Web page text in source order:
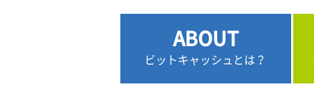
ABOUT
ビットキャッシュとは？